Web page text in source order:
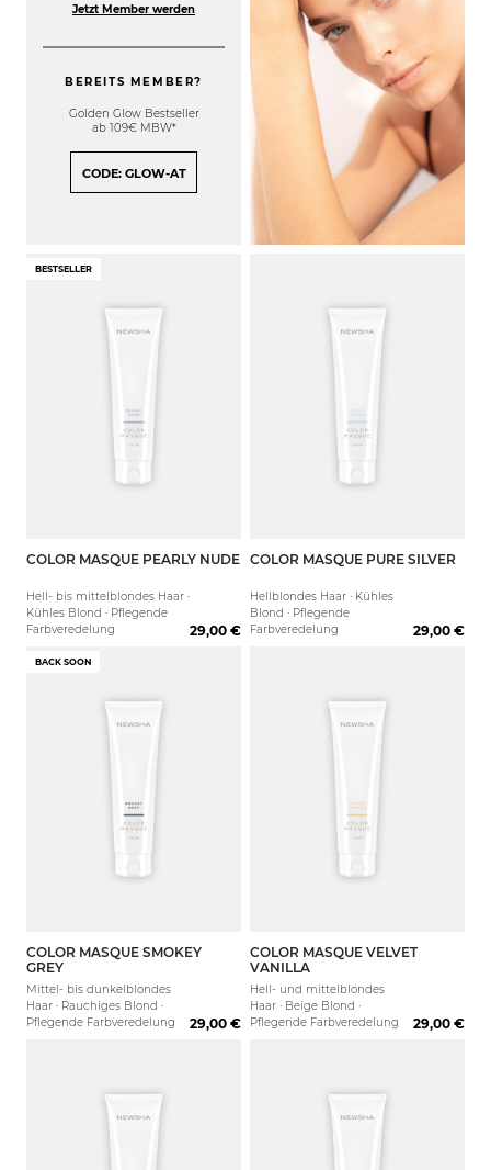
Jetzt Member werden
BEREITS MEMBER?
Golden Glow Bestseller
ab 109€ MBW*
CODE: GLOW-AT
BESTSELLER
150 ml 500 ml
COLOR MASQUE PEARLY NUDE
Hell- bis mittelblondes Haar ·
Kühles Blond · Pflegende
Farbveredelung
29,00 €
150 ml
COLOR MASQUE PURE SILVER
Hellblondes Haar · Kühles
Blond · Pflegende
Farbveredelung
29,00 €
BACK SOON
150 ml 500 ml
COLOR MASQUE SMOKEY
GREY
Mittel- bis dunkelblondes
Haar · Rauchiges Blond ·
Pflegende Farbveredelung
29,00 €
150 ml
COLOR MASQUE VELVET
VANILLA
Hell- und mittelblondes
Haar · Beige Blond ·
Pflegende Farbveredelung
29,00 €